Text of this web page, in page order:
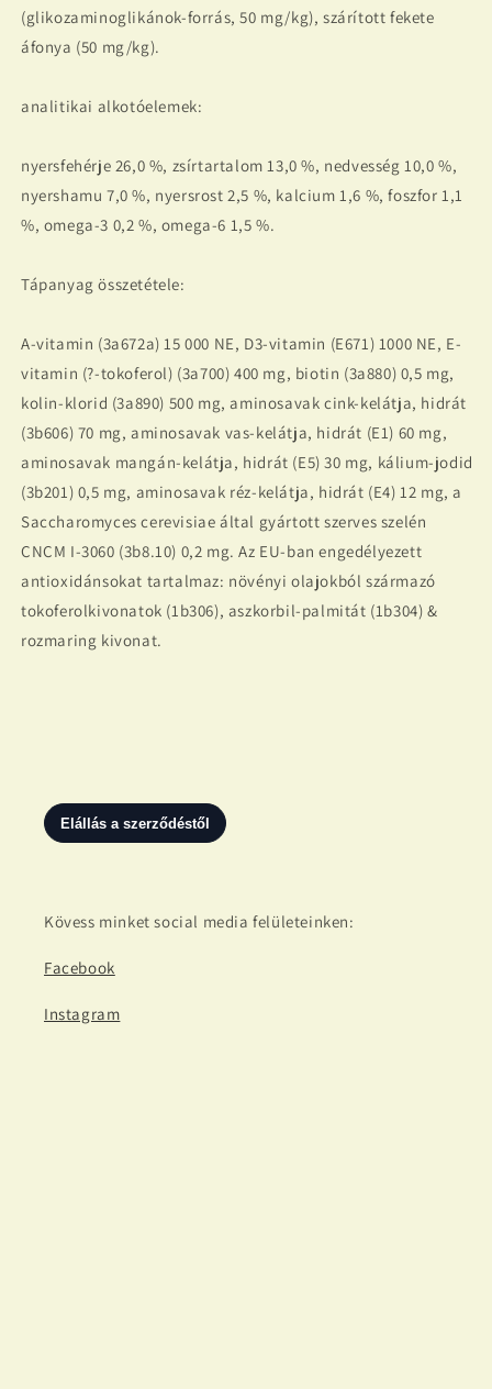
(glikozaminoglikánok-forrás, 50 mg/kg), szárított fekete
áfonya (50 mg/kg).
analitikai alkotóelemek:
nyersfehérje 26,0 %, zsírtartalom 13,0 %, nedvesség 10,0 %,
nyershamu 7,0 %, nyersrost 2,5 %, kalcium 1,6 %, foszfor 1,1
%, omega-3 0,2 %, omega-6 1,5 %.
Tápanyag összetétele:
A-vitamin (3a672a) 15 000 NE, D3-vitamin (E671) 1000 NE, E-
vitamin (?-tokoferol) (3a700) 400 mg, biotin (3a880) 0,5 mg,
kolin-klorid (3a890) 500 mg, aminosavak cink-kelátja, hidrát
(3b606) 70 mg, aminosavak vas-kelátja, hidrát (E1) 60 mg,
aminosavak mangán-kelátja, hidrát (E5) 30 mg, kálium-jodid
(3b201) 0,5 mg, aminosavak réz-kelátja, hidrát (E4) 12 mg, a
Saccharomyces cerevisiae által gyártott szerves szelén
CNCM I-3060 (3b8.10) 0,2 mg. Az EU-ban engedélyezett
antioxidánsokat tartalmaz: növényi olajokból származó
tokoferolkivonatok (1b306), aszkorbil-palmitát (1b304) &
rozmaring kivonat.
Kövess minket social media felületeinken:
Facebook
Instagram